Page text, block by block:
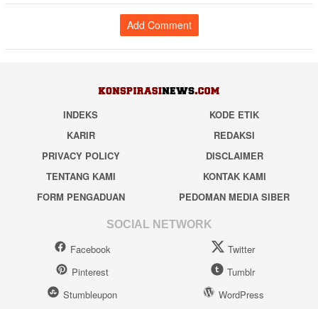
Add Comment
INDEKS
KODE ETIK
KARIR
REDAKSI
PRIVACY POLICY
DISCLAIMER
TENTANG KAMI
KONTAK KAMI
FORM PENGADUAN
PEDOMAN MEDIA SIBER
SOCIAL NETWORK
Facebook
Twitter
Pinterest
Tumblr
Stumbleupon
WordPress